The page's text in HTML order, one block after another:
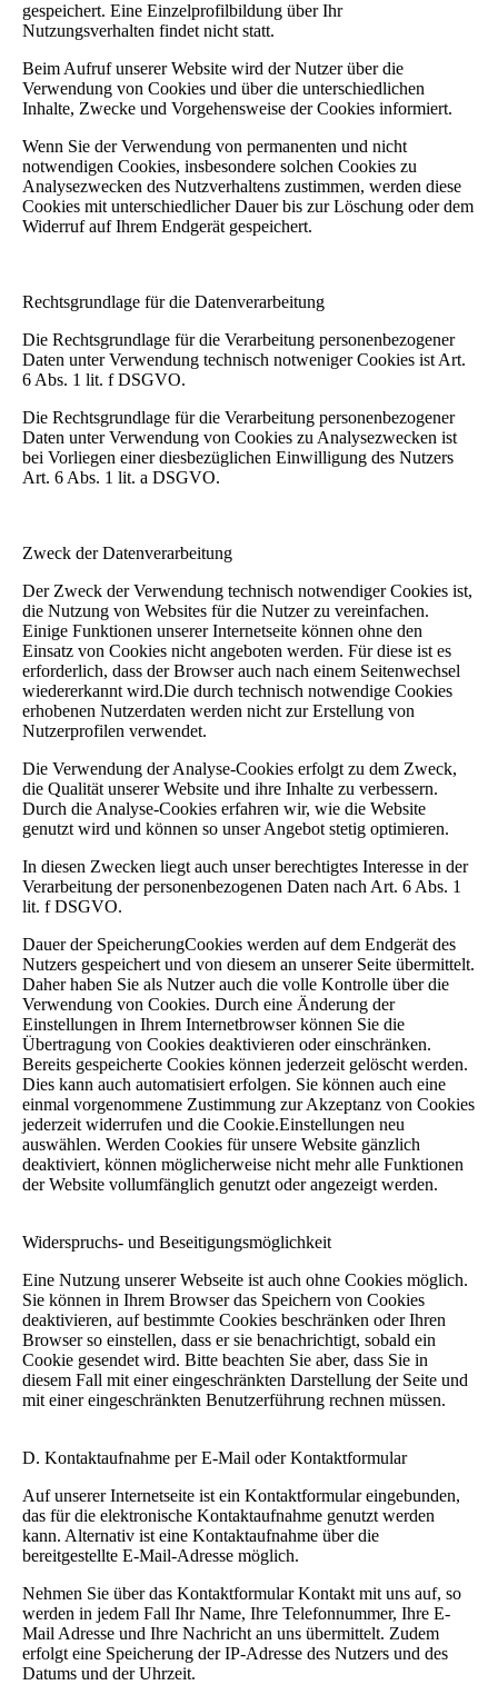
gespeichert. Eine Einzelprofilbildung über Ihr
Nutzungsverhalten findet nicht statt.
Beim Aufruf unserer Website wird der Nutzer über die
Verwendung von Cookies und über die unterschiedlichen
Inhalte, Zwecke und Vorgehensweise der Cookies informiert.
Wenn Sie der Verwendung von permanenten und nicht
notwendigen Cookies, insbesondere solchen Cookies zu
Analysezwecken des Nutzverhaltens zustimmen, werden diese
Cookies mit unterschiedlicher Dauer bis zur Löschung oder dem
Widerruf auf Ihrem Endgerät gespeichert.
Rechtsgrundlage für die Datenverarbeitung
Die Rechtsgrundlage für die Verarbeitung personenbezogener
Daten unter Verwendung technisch notweniger Cookies ist Art.
6 Abs. 1 lit. f DSGVO.
Die Rechtsgrundlage für die Verarbeitung personenbezogener
Daten unter Verwendung von Cookies zu Analysezwecken ist
bei Vorliegen einer diesbezüglichen Einwilligung des Nutzers
Art. 6 Abs. 1 lit. a DSGVO.
Zweck der Datenverarbeitung
Der Zweck der Verwendung technisch notwendiger Cookies ist,
die Nutzung von Websites für die Nutzer zu vereinfachen.
Einige Funktionen unserer Internetseite können ohne den
Einsatz von Cookies nicht angeboten werden. Für diese ist es
erforderlich, dass der Browser auch nach einem Seitenwechsel
wiedererkannt wird.Die durch technisch notwendige Cookies
erhobenen Nutzerdaten werden nicht zur Erstellung von
Nutzerprofilen verwendet.
Die Verwendung der Analyse-Cookies erfolgt zu dem Zweck,
die Qualität unserer Website und ihre Inhalte zu verbessern.
Durch die Analyse-Cookies erfahren wir, wie die Website
genutzt wird und können so unser Angebot stetig optimieren.
In diesen Zwecken liegt auch unser berechtigtes Interesse in der
Verarbeitung der personenbezogenen Daten nach Art. 6 Abs. 1
lit. f DSGVO.
Dauer der SpeicherungCookies werden auf dem Endgerät des
Nutzers gespeichert und von diesem an unserer Seite übermittelt.
Daher haben Sie als Nutzer auch die volle Kontrolle über die
Verwendung von Cookies. Durch eine Änderung der
Einstellungen in Ihrem Internetbrowser können Sie die
Übertragung von Cookies deaktivieren oder einschränken.
Bereits gespeicherte Cookies können jederzeit gelöscht werden.
Dies kann auch automatisiert erfolgen. Sie können auch eine
einmal vorgenommene Zustimmung zur Akzeptanz von Cookies
jederzeit widerrufen und die Cookie.Einstellungen neu
auswählen. Werden Cookies für unsere Website gänzlich
deaktiviert, können möglicherweise nicht mehr alle Funktionen
der Website vollumfänglich genutzt oder angezeigt werden.
Widerspruchs- und Beseitigungsmöglichkeit
Eine Nutzung unserer Webseite ist auch ohne Cookies möglich.
Sie können in Ihrem Browser das Speichern von Cookies
deaktivieren, auf bestimmte Cookies beschränken oder Ihren
Browser so einstellen, dass er sie benachrichtigt, sobald ein
Cookie gesendet wird. Bitte beachten Sie aber, dass Sie in
diesem Fall mit einer eingeschränkten Darstellung der Seite und
mit einer eingeschränkten Benutzerführung rechnen müssen.
D. Kontaktaufnahme per E-Mail oder Kontaktformular
Auf unserer Internetseite ist ein Kontaktformular eingebunden,
das für die elektronische Kontaktaufnahme genutzt werden
kann. Alternativ ist eine Kontaktaufnahme über die
bereitgestellte E-Mail-Adresse möglich.
Nehmen Sie über das Kontaktformular Kontakt mit uns auf, so
werden in jedem Fall Ihr Name, Ihre Telefonnummer, Ihre E-
Mail Adresse und Ihre Nachricht an uns übermittelt. Zudem
erfolgt eine Speicherung der IP-Adresse des Nutzers und des
Datums und der Uhrzeit.